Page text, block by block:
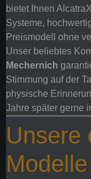
bietet Ihnen
Systeme,
Preismodell ohne
Unser beliebtes
Mechernich
Stimmung auf der
physische
Jahre später gerne
Unsere